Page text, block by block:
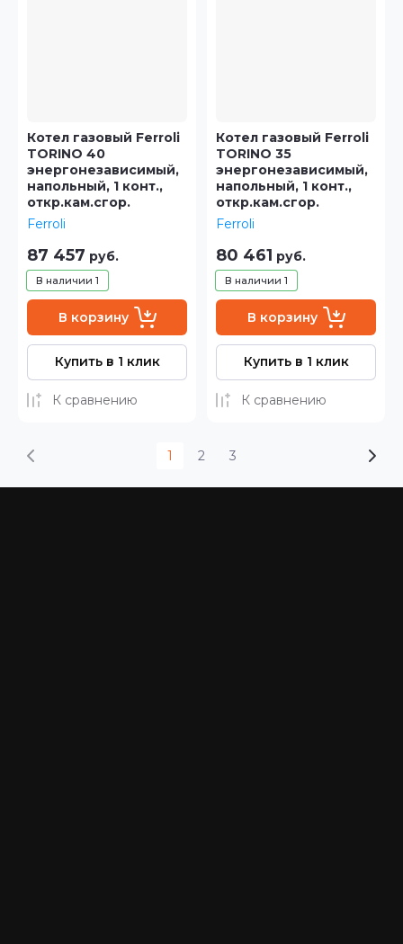
Котел газовый Ferroli
TORINO 40
энергонезависимый,
напольный, 1 конт.,
откр.кам.сгор.
Ferroli
В наличии 1
87 457 руб.
В корзину
Купить в 1 клик
К сравнению
Котел газовый Ferroli
TORINO 35
энергонезависимый,
напольный, 1 конт.,
откр.кам.сгор.
Ferroli
В наличии 1
80 461 руб.
В корзину
Купить в 1 клик
К сравнению
1 2 3